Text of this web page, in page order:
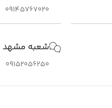
09145767020
شعبه مشهد
09152056250